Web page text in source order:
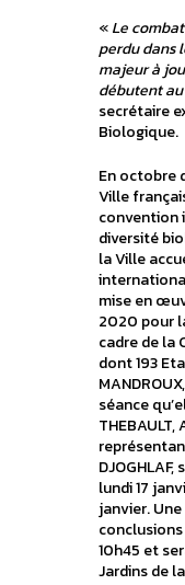
«Le
perdu dans
majeur à
débutent
secrétaire
Biologique.
En octobre
Ville
convention
diversité
la Ville
mise en
2020 pour
cadre de la
dont 193
séance
lundi 17
janvier.
10h45 et
Jardins de